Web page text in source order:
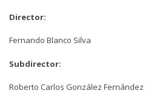
Director:
Fernando Blanco Silva
Subdirector:
Roberto Carlos González Fernández